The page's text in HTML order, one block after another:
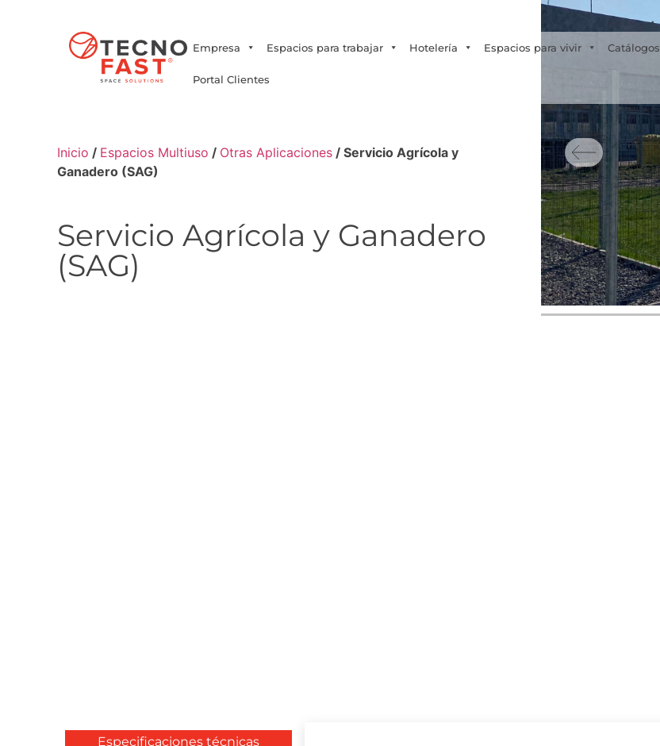
Tecno Fast Perú
Empresa Espacios para trabajar Hotelería Espacios para vivir Catálogos
Portal Clientes
Inicio / Espacios Multiuso / Otras Aplicaciones / Servicio Agrícola y
Ganadero (SAG)
Servicio Agrícola y Ganadero
(SAG)
Especificaciones técnicas